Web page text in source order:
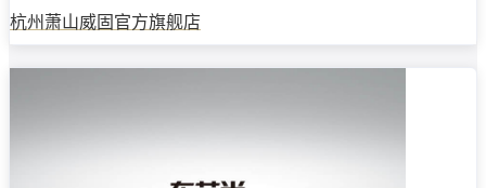
杭州萧山威固官方旗舰店